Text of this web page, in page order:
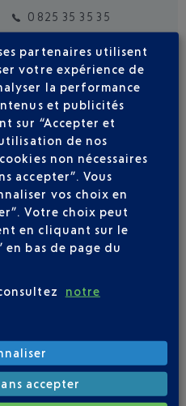
0 825 35 35 35
01 73 43 12 80
CE VOL
partenaires utilisent
votre expérience de
la performance
et publicités
sur “Accepter et
de nos
non nécessaires
accepter”. Vous
vos choix en
Votre choix peut
en cliquant sur le
en bas de page du
notre
accepter